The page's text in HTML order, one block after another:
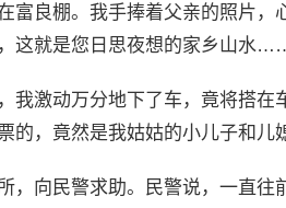
富良棚。我手捧着父亲的照片，
这就是您日思夜想的家乡山水
我激动万分地下了车，竟将搭
的，竟然是我姑姑的小儿子和儿
，向民警求助。民警说，一直